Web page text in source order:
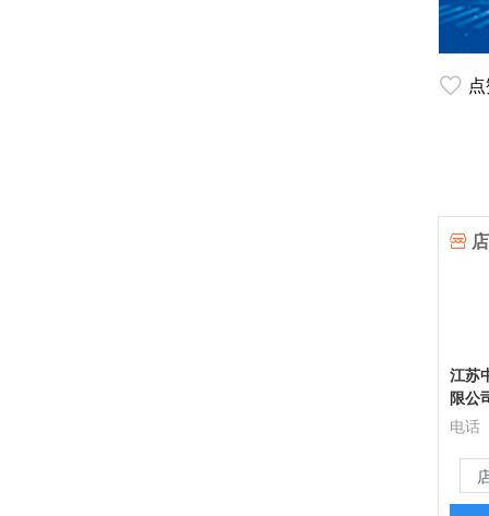
江苏
限公
电话